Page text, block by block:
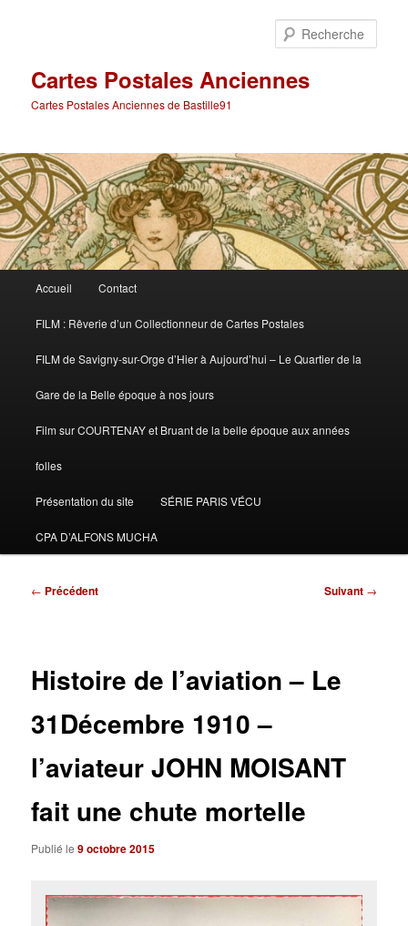
Cartes Postales Anciennes
Cartes Postales Anciennes de Bastille91
principal
Accueil Contact
FILM : Rêverie d’un Collectionneur de Cartes Postales
FILM de Savigny-sur-Orge d’Hier à Aujourd’hui – Le Quartier de la
Gare de la Belle époque à nos jours
Film sur COURTENAY et Bruant de la belle époque aux années
folles
Présentation du site SÉRIE PARIS VÉCU
CPA D’ALFONS MUCHA
Navigation
← Précédent Suivant →
Histoire de l’aviation – Le
31Décembre 1910 –
l’aviateur JOHN MOISANT
fait une chute mortelle
Publié le9 octobre 2015